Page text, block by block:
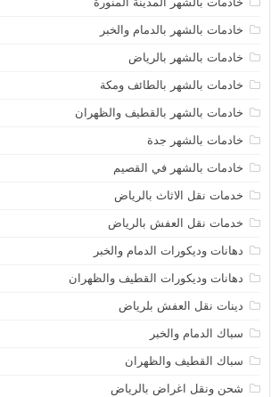
خادمات بالشهر بالدمام والخبر
خادمات بالشهر بالرياض
خادمات بالشهر بالطائف ومكة
خادمات بالشهر بالقطيف والظهران
خادمات بالشهر جدة
خادمات بالشهر في القصيم
خدمات نقل الاثاث بالرياض
خدمات نقل العفش بالرياض
دهانات وديكورات الدمام والخبر
دهانات وديكورات القطيف والظهران
دينات نقل العفش بلرياض
سباك الدمام والخبر
سباك القطيف والظهران
شحن ونقل اغراض بالرياض